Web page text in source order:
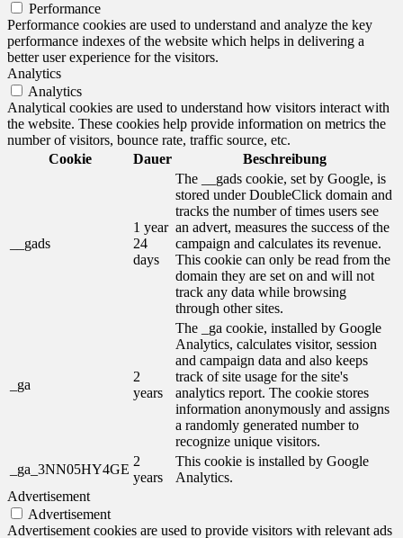
Performance
Performance cookies are used to understand and analyze the key
performance indexes of the website which helps in delivering a
better user experience for the visitors.
Analytics
Analytics
Analytical cookies are used to understand how visitors interact with
the website. These cookies help provide information on metrics the
number of visitors, bounce rate, traffic source, etc.
Cookie
Dauer Beschreibung
__gads
1 year
24
days
The __gads cookie, set by Google, is
stored under DoubleClick domain and
tracks the number of times users see
an advert, measures the success of the
campaign and calculates its revenue.
This cookie can only be read from the
domain they are set on and will not
track any data while browsing
through other sites.
_ga
2
years
The _ga cookie, installed by Google
Analytics, calculates visitor, session
and campaign data and also keeps
track of site usage for the site's
analytics report. The cookie stores
information anonymously and assigns
a randomly generated number to
recognize unique visitors.
_ga_3NN05HY4GE
2
years
This cookie is installed by Google
Analytics.
Advertisement
Advertisement
Advertisement cookies are used to provide visitors with relevant ads